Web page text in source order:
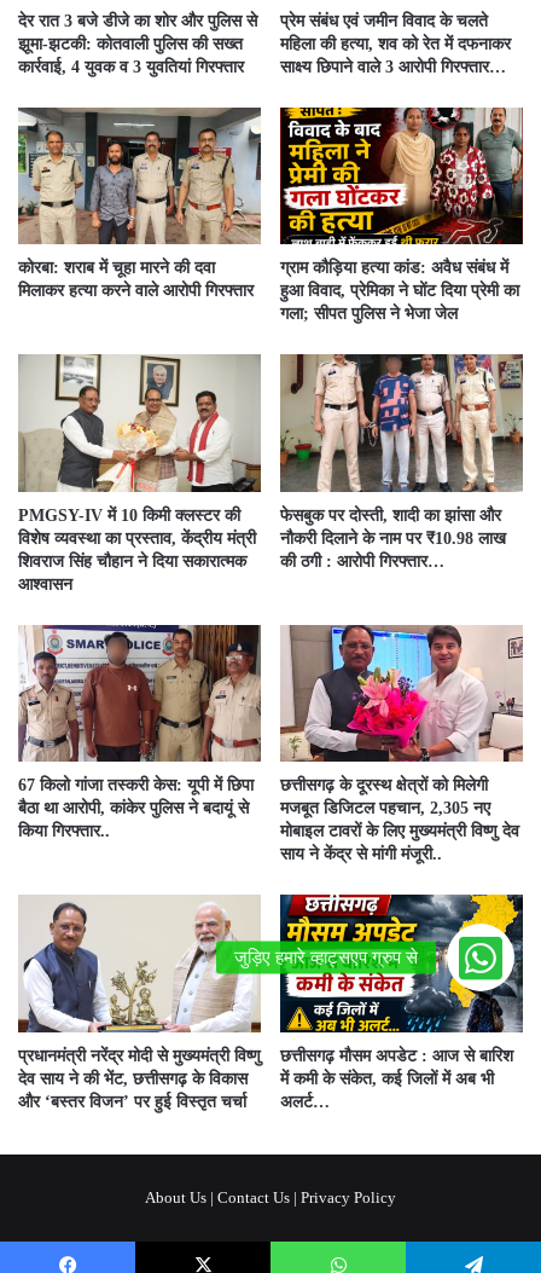
देर रात 3 बजे डीजे का शोर और पुलिस से
झूमा-झटकी: कोतवाली पुलिस की सख्त
कार्रवाई, 4 युवक व 3 युवतियां गिरफ्तार
प्रेम संबंध एवं जमीन विवाद के चलते
महिला की हत्या, शव को रेत में दफनाकर
साक्ष्य छिपाने वाले 3 आरोपी गिरफ्तार…
कोरबा: शराब में चूहा मारने की दवा
मिलाकर हत्या करने वाले आरोपी गिरफ्तार
ग्राम कौड़िया हत्या कांड: अवैध संबंध में
हुआ विवाद, प्रेमिका ने घोंट दिया प्रेमी का
गला; सीपत पुलिस ने भेजा जेल
PMGSY-IV में 10 किमी क्लस्टर की
विशेष व्यवस्था का प्रस्ताव, केंद्रीय मंत्री
शिवराज सिंह चौहान ने दिया सकारात्मक
आश्वासन
फेसबुक पर दोस्ती, शादी का झांसा और
नौकरी दिलाने के नाम पर ₹10.98 लाख
की ठगी : आरोपी गिरफ्तार…
67 किलो गांजा तस्करी केस: यूपी में छिपा
बैठा था आरोपी, कांकेर पुलिस ने बदायूं से
किया गिरफ्तार..
छत्तीसगढ़ के दूरस्थ क्षेत्रों को मिलेगी
मजबूत डिजिटल पहचान, 2,305 नए
मोबाइल टावरों के लिए मुख्यमंत्री विष्णु देव
साय ने केंद्र से मांगी मंजूरी..
प्रधानमंत्री नरेंद्र मोदी से मुख्यमंत्री विष्णु
देव साय ने की भेंट, छत्तीसगढ़ के विकास
और ‘बस्तर विजन’ पर हुई विस्तृत चर्चा
छत्तीसगढ़ मौसम अपडेट : आज से बारिश
में कमी के संकेत, कई जिलों में अब भी
अलर्ट…
About Us | Contact Us | Privacy Policy